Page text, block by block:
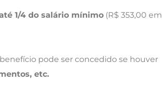
1/4 do salário mínimo (R$ 353,00 em
pode ser concedido se houver
etc.